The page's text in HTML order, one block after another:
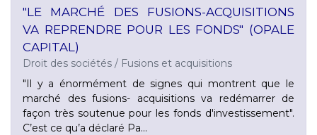
"LE MARCHÉ DES FUSIONS-ACQUISITIONS
VA REPRENDRE POUR LES FONDS" (OPALE
CAPITAL)
Droit des sociétés / Fusions et acquisitions
"Il y a énormément de signes qui montrent que le
marché des fusions- acquisitions va redémarrer de
façon très soutenue pour les fonds d'investissement".
C’est ce qu’a déclaré Pa...